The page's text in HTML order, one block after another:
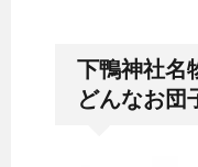
下鴨神社名
どんなお団